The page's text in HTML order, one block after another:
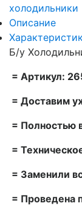
холодильники
Описание
Б/у
= Артикул:
= Доставим
= Полностью
=
= Заменили
= Проведена